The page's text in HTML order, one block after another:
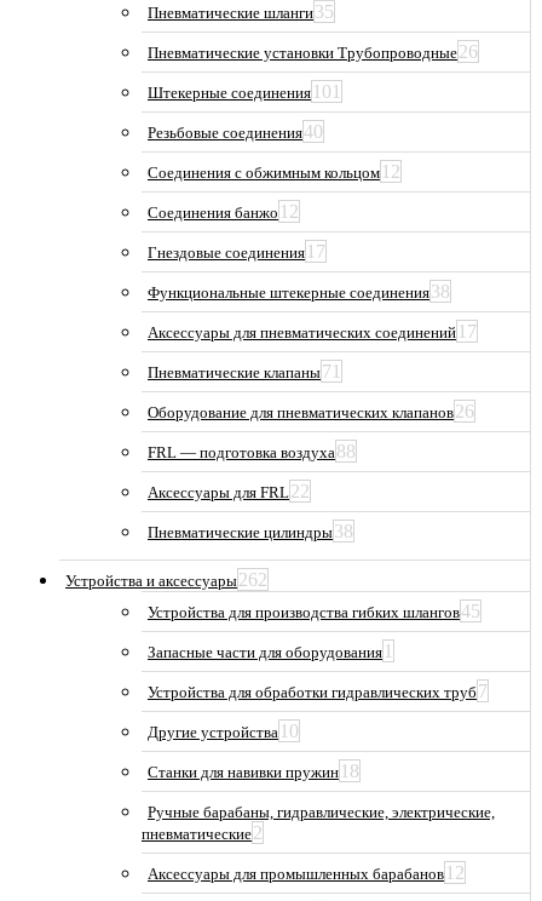
Пневматические шланги35
Пневматические установки Трубопроводные26
Штекерные соединения 101
Резьбовые соединения40
Соединения с обжимным кольцом 12
Соединения банжо 12
Гнездовые соединения 17
Функциональные штекерные соединения38
Аксессуары для пневматических соединений 17
Пневматические клапаны71
Оборудование для пневматических клапанов26
FRL — подготовка воздуха88
Аксессуары для FRL22
Пневматические цилиндры38
Устройства и аксессуары262
Устройства для производства гибких шлангов45
Запасные части для оборудования 1
Устройства для обработки гидравлических труб 7
Другие устройства 10
Станки для навивки пружин 18
Ручные барабаны, гидравлические, электрические,
пневматические2
Аксессуары для промышленных барабанов 12